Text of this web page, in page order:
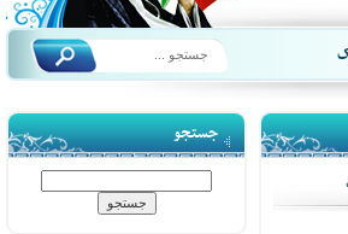
جستجو